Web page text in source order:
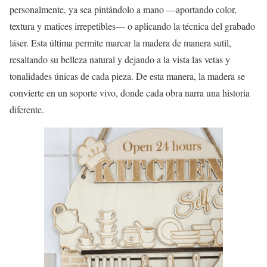
personalmente, ya sea pintándolo a mano —aportando color,
textura y matices irrepetibles— o aplicando la técnica del grabado
láser. Esta última permite marcar la madera de manera sutil,
resaltando su belleza natural y dejando a la vista las vetas y
tonalidades únicas de cada pieza. De esta manera, la madera se
convierte en un soporte vivo, donde cada obra narra una historia
diferente.